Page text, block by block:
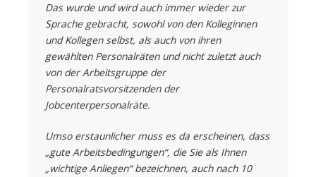
Das wurde und wird auch immer wieder zur
Sprache gebracht, sowohl von den Kolleginnen
und Kollegen selbst, als auch von ihren
gewählten Personalräten und nicht zuletzt auch
von der Arbeitsgruppe der
Personalratsvorsitzenden der
Jobcenterpersonalräte.
Umso erstaunlicher muss es da erscheinen, dass
„gute Arbeitsbedingungen“, die Sie als Ihnen
„wichtige Anliegen“ bezeichnen, auch nach 10